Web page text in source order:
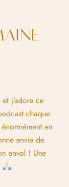
j’adore ce
chaque
en
envie de
envol ! Une